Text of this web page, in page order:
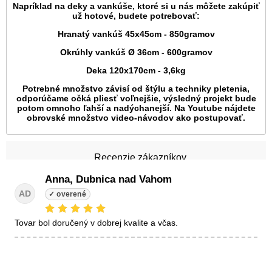
Recenzie zákazníkov
AD
Anna, Dubnica nad Vahom
tovar bol doručený v dobrej kvalite a včas.
Napríklad na deky a vankúše, ktoré si u nás môžete zakúpiť
už hotové, budete potrebovať:
Hranatý vankúš 45x45cm - 850gramov
Okrúhly vankúš Ø 36cm - 600gramov
Deka 120x170cm - 3,6kg
Potrebné množstvo závisí od štýlu a techniky pletenia,
odporúčame očká pliesť voľnejšie, výsledný projekt bude
potom omnoho ľahší a nadýchanejší. Na Youtube nájdete
obrovské množstvo video-návodov ako postupovať.